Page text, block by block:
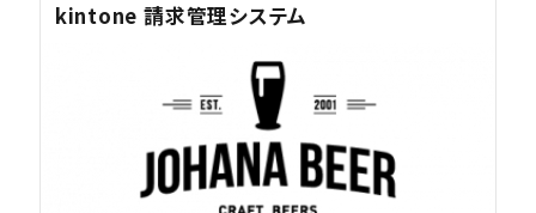
kintone 請求管理システム